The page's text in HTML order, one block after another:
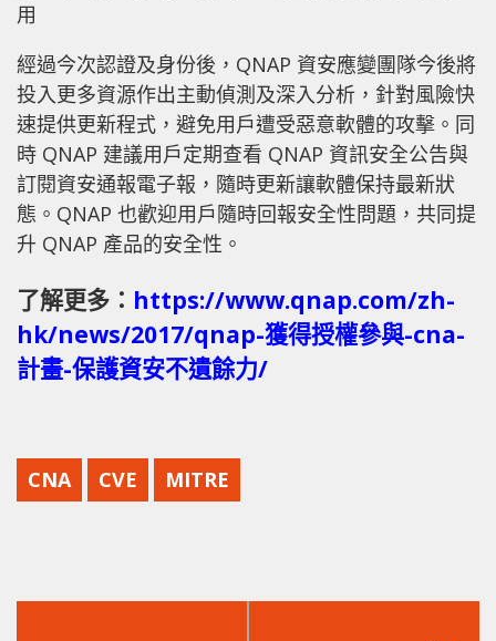
用
經過今次認證及身份後，QNAP 資安應變團隊今後將
投入更多資源作出主動偵測及深入分析，針對風險快
速提供更新程式，避免用戶遭受惡意軟體的攻擊。同
時 QNAP 建議用戶定期查看 QNAP 資訊安全公告與
訂閱資安通報電子報，隨時更新讓軟體保持最新狀
態。QNAP 也歡迎用戶隨時回報安全性問題，共同提
升 QNAP 產品的安全性。
了解更多： https://www.qnap.com/zh-
hk/news/2017/qnap-獲得授權參與-cna-
計畫-保護資安不遺餘力/
CNA CVE MITRE